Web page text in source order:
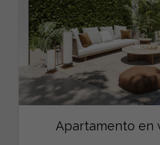
Apartamento en